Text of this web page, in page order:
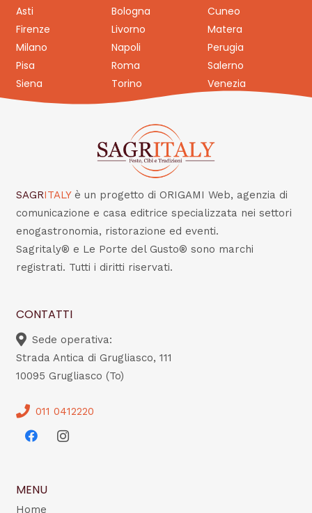
Asti Bologna
Cuneo
Firenze
Livorno
Matera
Milano
Napoli
Perugia
Pisa
Roma
Salerno
Siena
Torino Venezia
SAGRITALY è un progetto di ORIGAMI Web, agenzia di
comunicazione e casa editrice specializzata nei settori
enogastronomia, ristorazione ed eventi.
Sagritaly® e Le Porte del Gusto® sono marchi
registrati. Tutti i diritti riservati.
CONTATTI
Sede operativa:
Strada Antica di Grugliasco, 111
10095 Grugliasco (To)
011 0412220
MENU
Home